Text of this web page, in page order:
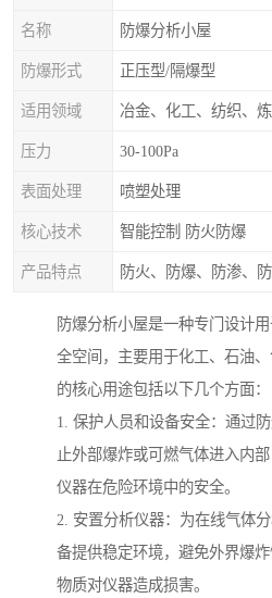
名称 防爆分析小屋
防爆形式 正压型/隔爆型
适用领域 冶金、化工、纺织、
压力 30-100Pa
表面处理 喷塑处理
核心技术 智能控制 防火防爆
产品特点 防火、防爆、防渗、
防爆分析小屋是一种专门设计
全空间，主要用于化工、石油
的核心用途包括以下几个方面：
1. 保护人员和设备安全：通过
止外部爆炸或可燃气体进入内
仪器在危险环境中的安全。
2. 安置分析仪器：为在线气体
备提供稳定环境，避免外界爆
物质对仪器造成损害。